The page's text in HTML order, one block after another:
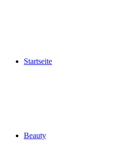
Startseite
Beauty